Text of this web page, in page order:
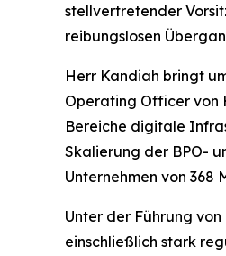
stellvertretender
reibungslosen
Herr Kandiah bringt
Operating Officer von
Bereiche digitale
Skalierung der BPO-
Unternehmen von 368
Unter der Führung
einschließlich stark